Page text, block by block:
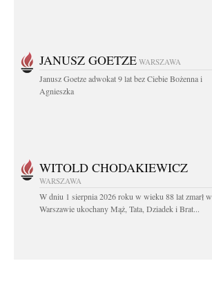
JANUSZ GOETZE WARSZAWA
Janusz Goetze adwokat 9 lat bez Ciebie Bożenna i
Agnieszka
WITOLD CHODAKIEWICZ
WARSZAWA
W dniu 1 sierpnia 2026 roku w wieku 88 lat zmarł w
Warszawie ukochany Mąż, Tata, Dziadek i Brat...